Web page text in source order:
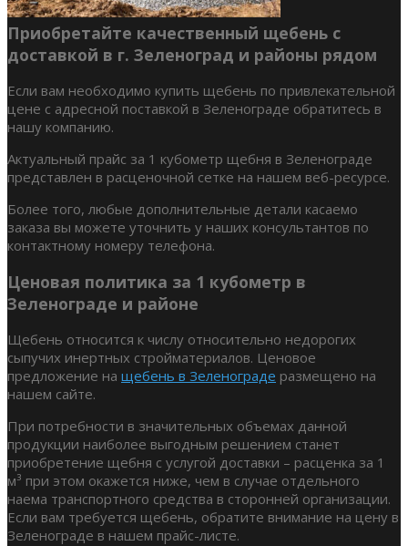
Приобретайте качественный щебень с
доставкой в г. Зеленоград и районы рядом
Если вам необходимо купить щебень по привлекательной
цене с адресной поставкой в Зеленограде обратитесь в
нашу компанию.
Актуальный прайс за 1 кубометр щебня в Зеленограде
представлен в расценочной сетке на нашем веб-ресурсе.
Более того, любые дополнительные детали касаемо
заказа вы можете уточнить у наших консультантов по
контактному номеру телефона.
Ценовая политика за 1 кубометр в
Зеленограде и районе
Щебень относится к числу относительно недорогих
сыпучих инертных стройматериалов. Ценовое
предложение на щебень в Зеленограде размещено на
нашем сайте.
При потребности в значительных объемах данной
продукции наиболее выгодным решением станет
приобретение щебня с услугой доставки – расценка за 1
м³ при этом окажется ниже, чем в случае отдельного
наема транспортного средства в сторонней организации.
Если вам требуется щебень, обратите внимание на цену в
Зеленограде в нашем прайс-листе.